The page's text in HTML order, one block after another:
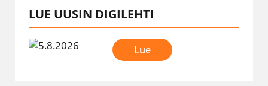
LUE UUSIN DIGILEHTI
Lue